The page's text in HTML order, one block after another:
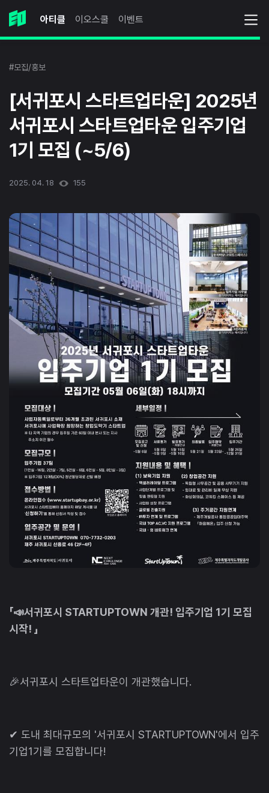
아티클 이오스쿨 이벤트
#모집/홍보
[서귀포시 스타트업타운] 2025년
서귀포시 스타트업타운 입주기업
1기 모집 (~5/6)
2025. 04. 18 155
「📣서귀포시 STARTUPTOWN 개관! 입주기업 1기 모집
시작! 」
🎉서귀포시 스타트업타운이 개관했습니다.
✔ 도내 최대규모의 '서귀포시 STARTUPTOWN'에서 입주
기업1기를 모집합니다!